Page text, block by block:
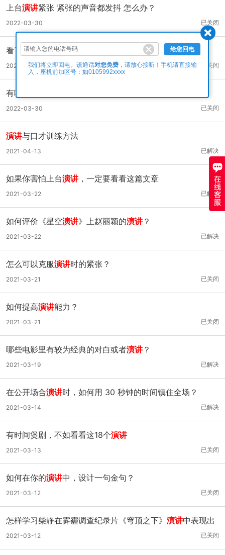
上台演讲紧张 紧张的声音都发抖 怎么办？
已关闭
2022-03-30
看了三年的罗振宇跨年 ，你可以学会的5个演讲套路
已关闭
2022-03-30
有哪些
已关闭
2022-03-30
演讲与口才训练方法
已解决
2021-04-13
如果你害怕上台演讲，一定要看看这篇文章
已解决
2021-03-22
如何评价《星空演讲》上赵丽颖的演讲？
已解决
2021-03-22
怎么可以克服演讲时的紧张？
已关闭
2021-03-21
如何提高演讲能力？
已关闭
2021-03-21
哪些电影里有较为经典的对白或者演讲？
已解决
2021-03-19
在公开场合演讲时，如何用 30 秒钟的时间镇住全场？
已解决
2021-03-14
有时间煲剧，不如看看这18个演讲
已关闭
2021-03-13
如何在你的演讲中，设计一句金句？
已关闭
2021-03-12
怎样学习柴静在雾霾调查纪录片《穹顶之下》 演讲中表现出
来的技巧、能力？
已关闭
2021-03-12
给您回电
我们将立即回电。该通话对您免费，请放心接听！手机请直接输
入，座机前加区号：如0105992xxxx